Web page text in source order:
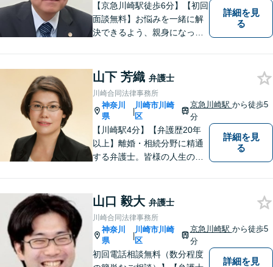
【京急川崎駅徒歩6分】【初回
面談無料】お悩みを一緒に解
決できるよう、親身になっ
事故／相続／離婚／労働／債
務整理／刑事事件／企業法務
など、幅広く対応。【当日／
夜間／休日対応可能】お気軽
にご相談下さい。
詳細を見
る
山下 芳織 弁護士
川崎合同法律事務所
神奈川
県
|
川崎市川崎
区
京急川崎駅 から徒歩5
分
【川崎駅4分】【弁護歴20年
以上】離婚・相続分野に精通
する弁護士。皆様の人生の大
導けるよう尽力しています。
ご希望やご不安な点はお気軽
にご相談ください。【初回無
料相談】
詳細を見
る
山口 毅大 弁護士
川崎合同法律事務所
神奈川
県
|
川崎市川崎
区
京急川崎駅 から徒歩5
分
初回電話相談無料（数分程度
詳細を見